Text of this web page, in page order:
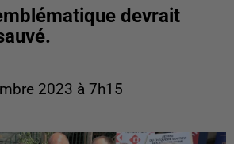
devrait
2023 à 7h15